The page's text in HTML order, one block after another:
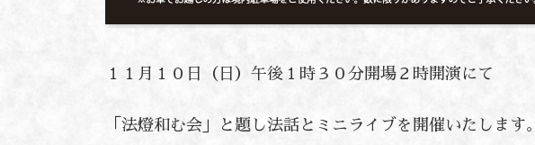
１１月１０日（日）午後１時３０分開場２時開演にて
「法燈和む会」と題し法話とミニライブを開催いたします。